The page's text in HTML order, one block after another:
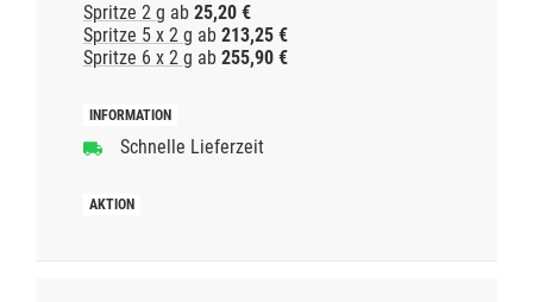
Spritze 2 g ab 25,20 €
Spritze 5 x 2 g ab 213,25 €
Spritze 6 x 2 g ab 255,90 €
Schnelle Lieferzeit